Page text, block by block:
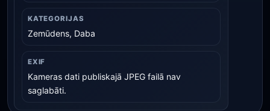
KATEGORIJAS
Zemūdens, Daba
EXIF
Kameras dati publiskajā JPEG failā nav
saglabāti.